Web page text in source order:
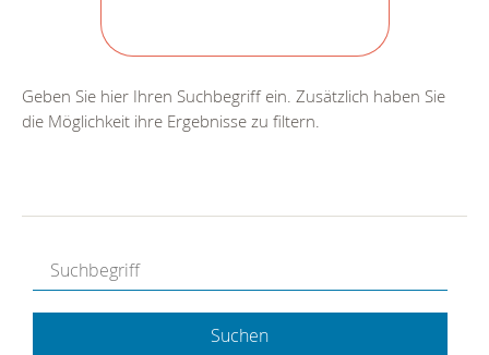
Geben Sie hier Ihren Suchbegriff ein. Zusätzlich haben Sie
die Möglichkeit ihre Ergebnisse zu filtern.
Suchen